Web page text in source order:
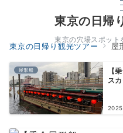
東京の日帰
東京の穴場スポット
東京の日帰り観光ツアー 屋
屋形船
【
ス
2025